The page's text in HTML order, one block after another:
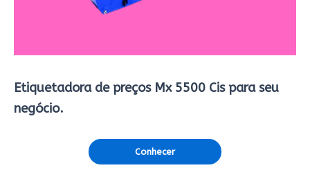
Etiquetadora de preços Mx 5500 Cis para seu
negócio.
Conhecer